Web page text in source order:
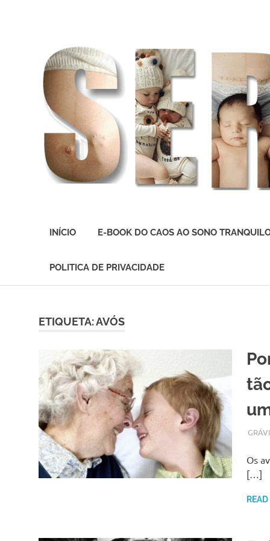
presente
INÍCIO E-BOOK DO CAOS AO SONO
POLITICA DE PRIVACIDADE
ETIQUETA:AVÓS
Os
[…]